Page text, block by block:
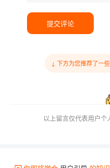
提交评论
↓ 下方为您推荐了一
以上留言仅代表用户